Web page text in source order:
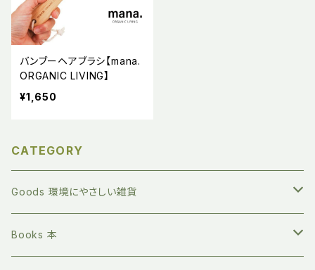
バンブーヘアブラシ【mana.
ORGANIC LIVING】
¥1,650
CATEGORY
Goods 環境にやさしい雑貨
繰り返し長く使える ステンレスボトル
Books 本